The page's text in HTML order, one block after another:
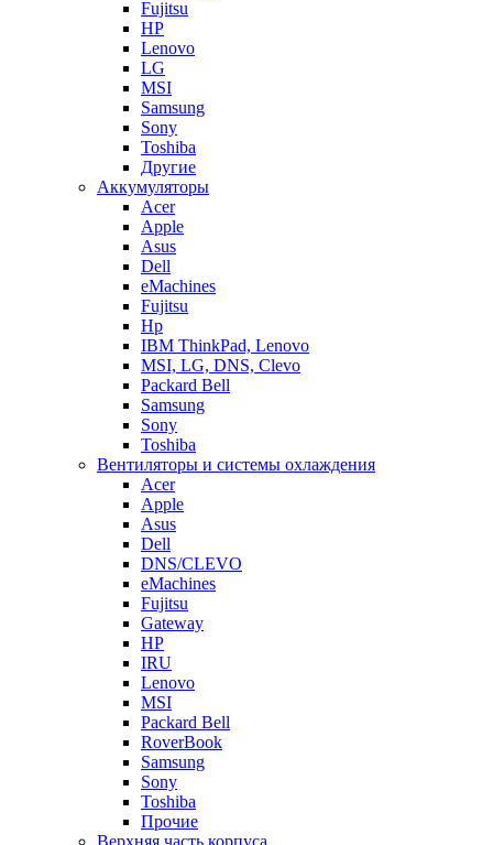
Fujitsu
HP
Lenovo
LG
MSI
Samsung
Sony
Toshiba
Другие
Аккумуляторы
Acer
Apple
Asus
Dell
eMachines
Fujitsu
Hp
IBM ThinkPad, Lenovo
MSI, LG, DNS, Clevo
Packard Bell
Samsung
Sony
Toshiba
Вентиляторы и системы охлаждения
Acer
Apple
Asus
Dell
DNS/CLEVO
eMachines
Fujitsu
Gateway
HP
IRU
Lenovo
MSI
Packard Bell
RoverBook
Samsung
Sony
Toshiba
Прочие
Верхняя часть корпуса